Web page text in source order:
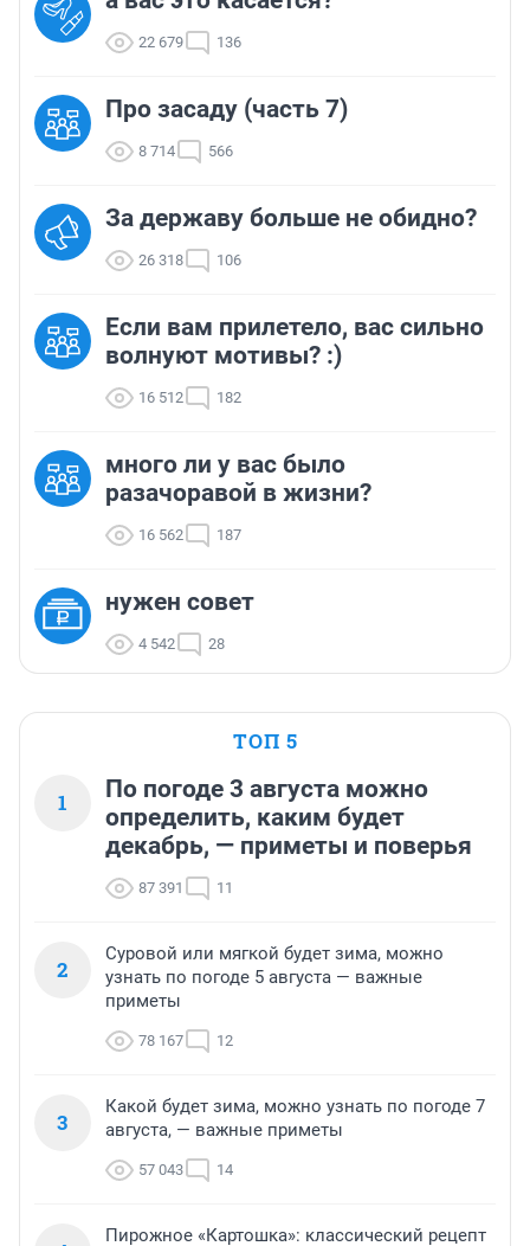
22 679 136
Про засаду (часть 7)
8 714 566
За державу больше не обидно?
26 318 106
Если вам прилетело, вас сильно
волнуют мотивы? :)
16 512 182
много ли у вас было
разачоравой в жизни?
16 562 187
нужен совет
4 542 28
ТОП 5
1
По погоде 3 августа можно
определить, каким будет
декабрь, — приметы и поверья
87 391 11
2
Суровой или мягкой будет зима, можно
узнать по погоде 5 августа — важные
приметы
78 167 12
3
Какой будет зима, можно узнать по погоде 7
августа, — важные приметы
57 043 14
Пирожное «Картошка»: классический рецепт